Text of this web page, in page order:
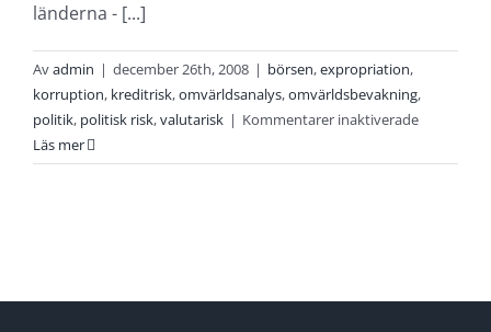
länderna - [...]
Avadmin | december 26th, 2008 | börsen,expropriation,
korruption, kreditrisk,omvärldsanalys,omvärldsbevakning,
politik, politisk risk,valutarisk | Kommentarer inaktiveradeför
risk
Läs mer